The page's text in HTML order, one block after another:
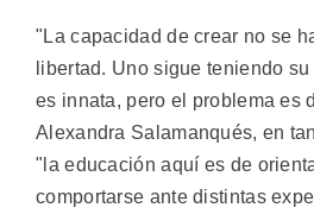
"La capacidad de crear no se
libertad. Uno sigue teniendo
es innata, pero el problema es
Alexandra Salamanqués, en
"la educación aquí es de
comportarse ante distintas